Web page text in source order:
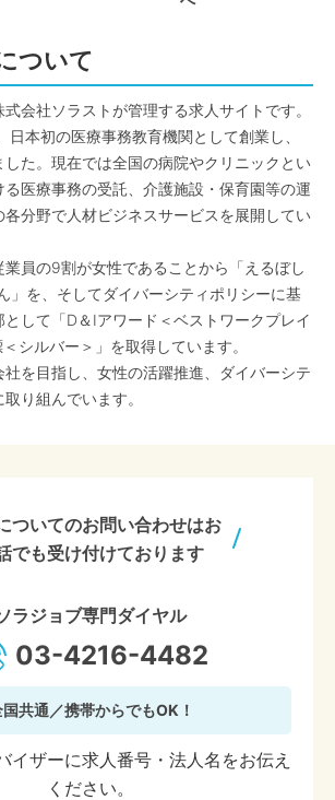
ついて
会社ソラストが管理する求人サイトです。
日本初の医療事務教育機関として創業し、
た。現在では全国の病院やクリニックとい
る医療事務の受託、介護施設・保育園等の運
分野で人材ビジネスサービスを展開してい
業員の9割が女性であることから「えるぼし
」を、そしてダイバーシティポリシーに基
して「D＆Iアワード＜ベストワークプレイ
シルバー＞」を取得しています。
を目指し、女性の活躍推進、ダイバーシテ
り組んでいます。
ついてのお問い合わせはお
でも受け付けております
ラジョブ専門ダイヤル
03-4216-4482
共通／携帯からでもOK！
イザーに求人番号・法人名をお伝え
ください。